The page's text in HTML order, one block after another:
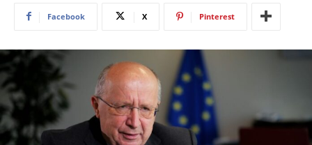
Facebook X Pinterest